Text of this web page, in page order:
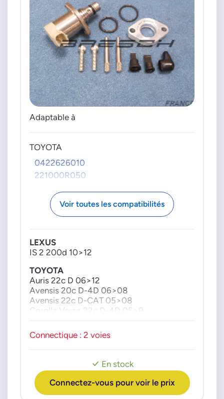
Adaptable à
TOYOTA
0422626010
221000R050
Voir toutes les compatibilités
En stock
Connectez-vous pour voir le prix
LEXUS
IS 2 200d 10>12
TOYOTA
Auris 22c D 06>12
Avensis 20c D-4D 06>08
Avensis 22c D-CAT 05>08
Corolla Verso 22c D-4D 05>9
Rav4 4 20c D 12>18
Rav4 4 22c D 12>
Verso 22c D-CAT 09>8
Connectique : 2 voies